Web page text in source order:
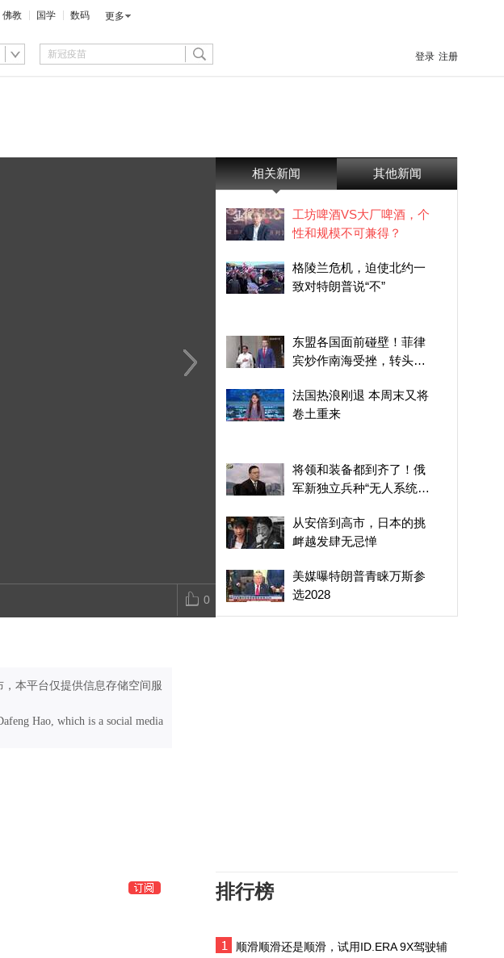
佛教 国学 数码 更多
登录 注册
李胜峰痛批民进党是政治
鸦片，让台湾病入膏肓
废弃食用油能转化为生物
柴油？阿联酋试图通过技
0
相关新闻 其他新闻
工坊啤酒VS大厂啤酒，个
性和规模不可兼得？
格陵兰危机，迫使北约一
致对特朗普说“不”
东盟各国面前碰壁！菲律
宾炒作南海受挫，转头全
法国热浪刚退 本周末又将
卷土重来
将领和装备都到齐了！俄
军新独立兵种“无人系统部
从安倍到高市，日本的挑
衅越发肆无忌惮
美媒曝特朗普青睐万斯参
选2028
高市访地震灾区 直升机上
本平台仅提供信息存储空间服
Hao, which is a social media
排行榜
顺滑顺滑还是顺滑，试用ID.ERA 9X驾驶辅